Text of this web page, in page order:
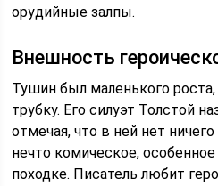
орудийные залпы.
Внешность
Тушин был маленького
трубку. Его силуэт Толстой
отмечая, что в ней нет
нечто комическое,
походке. Писатель любит